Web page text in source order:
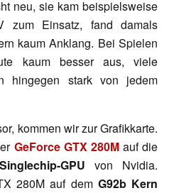
neu, sie kam beispielsweise
zum Einsatz, fand damals
kaum Anklang. Bei Spielen
kaum besser aus, viele
hingegen stark von jedem
kommen wir zur Grafikkarte.
GeForce GTX 280Mauf die
GPU von Nvidia.
280M auf dem G92b Kern